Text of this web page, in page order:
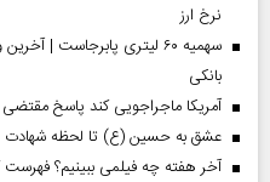
نرخ ارز
سهمیه ۶۰ لیتری پابرجاست
بانکی
آمریکا ماجراجویی کند پاسخ
عشق به حسین (ع) تا لحظه شهادت
آخر هفته چه فیلمی ببینیم؟